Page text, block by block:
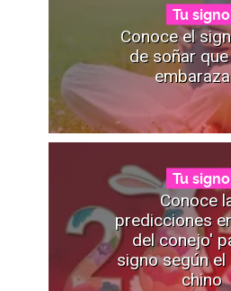
Tu signo
Conoce el
de soñar
Tu signo
Conoce
predicciones
del conejo'
signo según el
chino